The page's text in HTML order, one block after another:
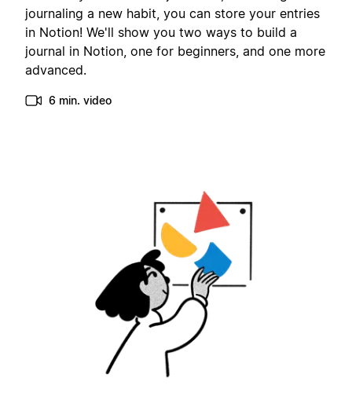
journaling a new habit, you can store your entries
in Notion! We'll show you two ways to build a
journal in Notion, one for beginners, and one more
advanced.
6 min. video